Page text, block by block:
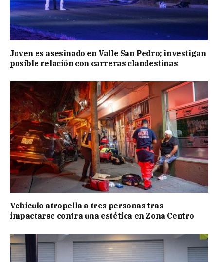
Joven es asesinado en Valle San Pedro; investigan
posible relación con carreras clandestinas
Vehículo atropella a tres personas tras
impactarse contra una estética en Zona Centro